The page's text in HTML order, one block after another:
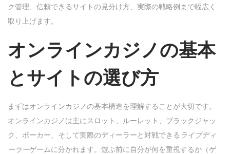
i
o
n
i
ク管理、信頼できるサイトの見分け方、実際の戦略例まで幅広く
取り上げます。
オンラインカジノの基本
とサイトの選び方
まずはオンラインカジノの基本構造を理解することが大切です。
オンラインカジノは主にスロット、ルーレット、ブラックジャッ
ク、ポーカー、そして実際のディーラーと対戦できる ライブディ
ーラーゲームに分かれます。遊ぶ前に自分が何を重視するか（ゲ